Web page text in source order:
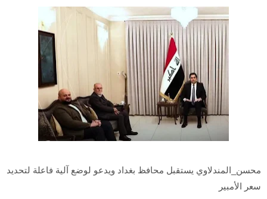
محسن_المندلاوي يستقبل محافظ بغداد ويدعو لوضع آلية فاعلة لتحديد
سعر الأمبير